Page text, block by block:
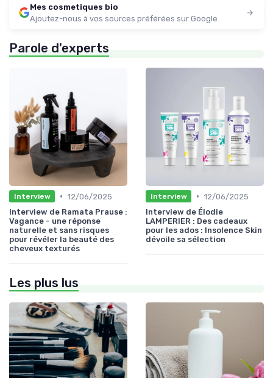
Mes cosmetiques bio
Ajoutez-nous à vos sources préférées sur Google
Parole d'experts
Interview • 12/06/2025
Interview de Ramata Prause :
Vagance - une réponse
naturelle et sans risques
pour révéler la beauté des
cheveux texturés
Interview • 12/06/2025
Interview de Élodie
LAMPERIER : Des cadeaux
pour les ados : Insolence Skin
dévoile sa sélection
Les plus lus